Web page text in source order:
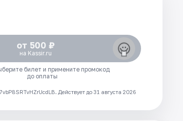
от 500 ₽
на Kassir.ru
билет и примените промокод
до оплаты
Действует до 31 августа 2026